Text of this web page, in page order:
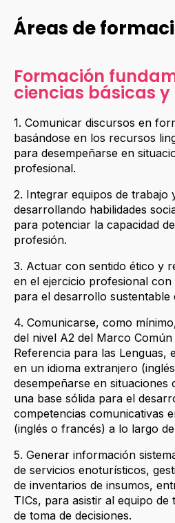
Áreas de
Formación
ciencias básicas
1. Comunicar discursos en
basándose en los recursos
para desempeñarse en
profesional.
2. Integrar equipos de trabajo
desarrollando habilidades
para potenciar la capacidad
profesión.
3. Actuar con sentido ético y
en el ejercicio profesional con
para el desarrollo sustentable
4. Comunicarse, como
del nivel A2 del Marco
Referencia para las Lenguas,
en un idioma extranjero
desempeñarse en situaciones
una base sólida para el
competencias comunicativas
(inglés o francés) a lo largo
5. Generar información
de servicios enoturísticos,
de inventarios de insumos,
TICs, para asistir al equipo
de toma de decisiones.